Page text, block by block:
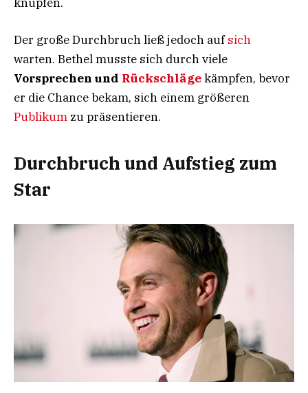
Der große Durchbruch ließ jedoch aufsich
warten. Bethel musste sich durch viele
Vorsprechen und Rückschlägekämpfen, bevor
er die Chance bekam, sich einem größeren
Publikum zu präsentieren.
Durchbruch und Aufstieg zum
Star